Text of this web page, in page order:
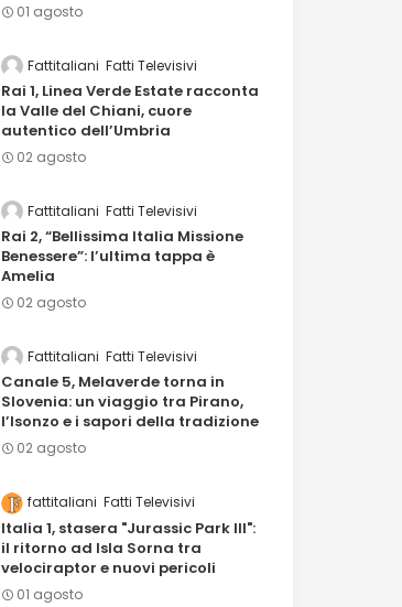
01 agosto
Fattitaliani Fatti Televisivi
Rai 1, Linea Verde Estate racconta
la Valle del Chiani, cuore
autentico dell’Umbria
02 agosto
Fattitaliani Fatti Televisivi
Rai 2, “Bellissima Italia Missione
Benessere”: l’ultima tappa è
Amelia
02 agosto
Fattitaliani Fatti Televisivi
Canale 5, Melaverde torna in
Slovenia: un viaggio tra Pirano,
l’Isonzo e i sapori della tradizione
02 agosto
fattitaliani Fatti Televisivi
Italia 1, stasera "Jurassic Park III":
il ritorno ad Isla Sorna tra
velociraptor e nuovi pericoli
01 agosto